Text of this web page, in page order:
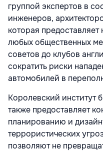
группой экспертов в
инженеров,
которая
любых общественных
советов до клубов
сократить риски
автомобилей в
Королевский институт
также предоставляет
планированию и
террористических
позволяют не